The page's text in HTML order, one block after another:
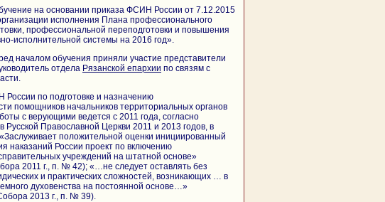
на основании приказа ФСИН России от 7.12.2015
исполнения Плана профессионального
профессиональной переподготовки и повышения
исполнительной системы на 2016 год».
началом обучения приняли участие представители
отдела Рязанской епархии по связям с
по подготовке и назначению
помощников начальников территориальных органов
с верующими ведется с 2011 года, согласно
Православной Церкви 2011 и 2013 годов, в
положительной оценки инициированный
наказаний России проект по включению
учреждений на штатной основе»
2011 г., п. № 42); «…не следует оставлять без
и практических сложностей, возникающих … в
духовенства на постоянной основе…»
2013 г., п. № 39).